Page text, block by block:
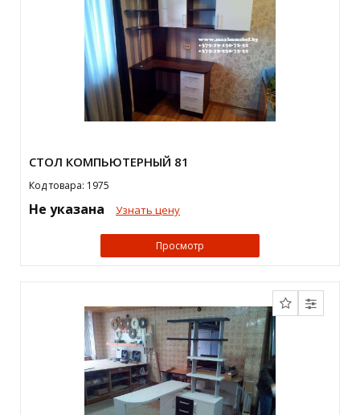
СТОЛ КОМПЬЮТЕРНЫЙ 81
Код товара: 1975
Не указана Узнать цену
Просмотр